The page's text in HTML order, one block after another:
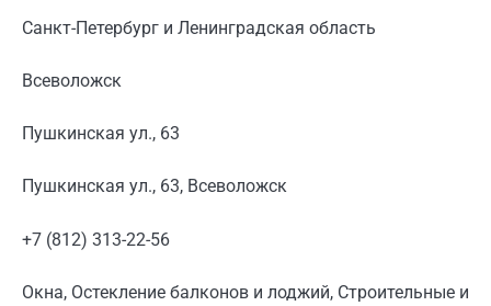
Санкт-Петербург и Ленинградская область
Всеволожск
Пушкинская ул., 63
Пушкинская ул., 63, Всеволожск
+7 (812) 313-22-56
Окна, Остекление балконов и лоджий, Строительные и